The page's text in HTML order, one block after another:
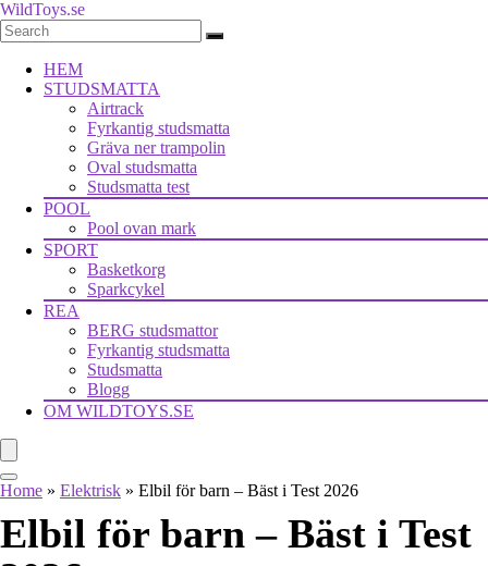
WildToys.se
HEM
STUDSMATTA
Airtrack
Fyrkantig studsmatta
Gräva ner trampolin
Oval studsmatta
Studsmatta test
POOL
Pool ovan mark
SPORT
Basketkorg
Sparkcykel
REA
BERG studsmattor
Fyrkantig studsmatta
Studsmatta
Blogg
OM WILDTOYS.SE
Home » Elektrisk » Elbil för barn – Bäst i Test 2026
Elbil för barn – Bäst i Test